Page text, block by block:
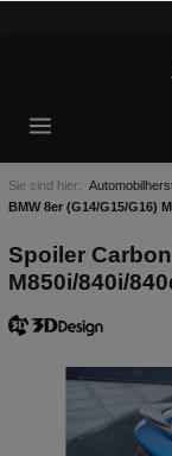
Sie sind hier:
BMW 8er (G14/G15/G16)
Spoiler
M850i/840i/